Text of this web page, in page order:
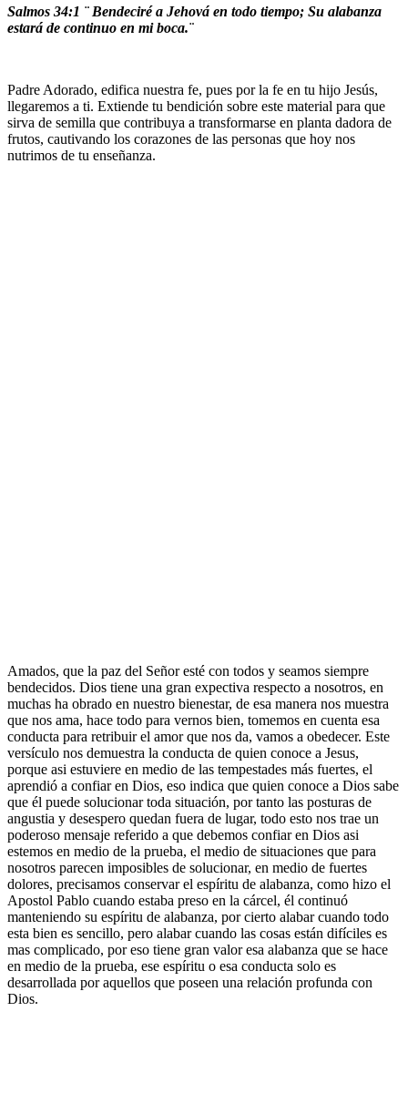
Salmos 34:1 ¨ Bendeciré a Jehová en todo tiempo; Su alabanza
estará de continuo en mi boca.¨
Padre Adorado, edifica nuestra fe, pues por la fe en tu hijo Jesús,
llegaremos a ti. Extiende tu bendición sobre este material para que
sirva de semilla que contribuya a transformarse en planta dadora de
frutos, cautivando los corazones de las personas que hoy nos
nutrimos de tu enseñanza.
Amados, que la paz del Señor esté con todos y seamos siempre
bendecidos. Dios tiene una gran expectiva respecto a nosotros, en
muchas ha obrado en nuestro bienestar, de esa manera nos muestra
que nos ama, hace todo para vernos bien, tomemos en cuenta esa
conducta para retribuir el amor que nos da, vamos a obedecer. Este
versículo nos demuestra la conducta de quien conoce a Jesus,
porque asi estuviere en medio de las tempestades más fuertes, el
aprendió a confiar en Dios, eso indica que quien conoce a Dios sabe
que él puede solucionar toda situación, por tanto las posturas de
angustia y desespero quedan fuera de lugar, todo esto nos trae un
poderoso mensaje referido a que debemos confiar en Dios asi
estemos en medio de la prueba, el medio de situaciones que para
nosotros parecen imposibles de solucionar, en medio de fuertes
dolores, precisamos conservar el espíritu de alabanza, como hizo el
Apostol Pablo cuando estaba preso en la cárcel, él continuó
manteniendo su espíritu de alabanza, por cierto alabar cuando todo
esta bien es sencillo, pero alabar cuando las cosas están difíciles es
mas complicado, por eso tiene gran valor esa alabanza que se hace
en medio de la prueba, ese espíritu o esa conducta solo es
desarrollada por aquellos que poseen una relación profunda con
Dios.